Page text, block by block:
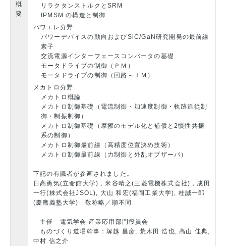
概
要
リラクタンストルクとSRM
IPMSM の構造と制御
パワエレ分野
パワーデバイスの動向およびSiC/GaN研究開発の最前線
素子
交流電源インターフェースコンバータの基礎
モータドライブの制御（ＰＭ）
モータドライブの制御（回路～ＩＭ）
メカトロ分野
メカトロ概論
メカトロ制御基礎（電流制御・加速度制御・軌跡追従制
御・制振制御）
メカトロ制御基礎（摩擦のモデル化と補償と2慣性共振
系の制御）
メカトロ制御最前線（高精度位置決め技術）
メカトロ制御最前線（力制御と外乱オブザーバ）
下記の有識者が参画されました。
日高勇気(立命館大学)，米谷晴之(三菱電機株式会社)，成田
一行(株式会社JSOL), 大山 和宏(福岡工業大学), 桂誠一郎
(慶應義塾大学) 敬称略／順不同
主催 電気学会 産業応用部門役員会
ものづくり道場幹事：塚越 昌彦, 荒木田 浩也, 高山 佳典,
中村 信之介